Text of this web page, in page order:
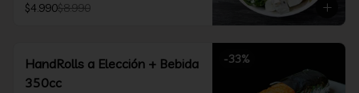
$4.990$8.990
-33%
HandRolls a Elección + Bebida
350cc